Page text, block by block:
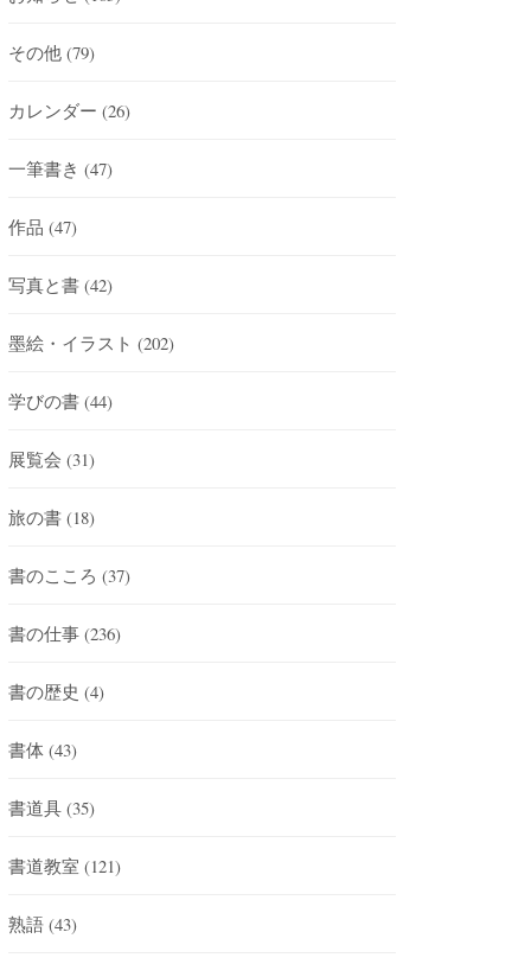
その他 (79)
カレンダー (26)
一筆書き (47)
作品 (47)
写真と書 (42)
墨絵・イラスト (202)
学びの書 (44)
展覧会 (31)
旅の書 (18)
書のこころ (37)
書の仕事 (236)
書の歴史 (4)
書体 (43)
書道具 (35)
書道教室 (121)
熟語 (43)